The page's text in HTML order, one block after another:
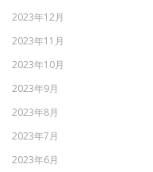
2023年12月
2023年11月
2023年10月
2023年9月
2023年8月
2023年7月
2023年6月